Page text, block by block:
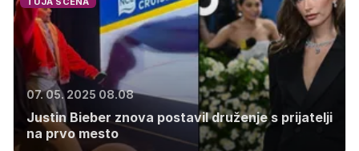
07. 05. 2025 08.08
Justin Bieber znova postavil druženje s prijatelji
na prvo mesto